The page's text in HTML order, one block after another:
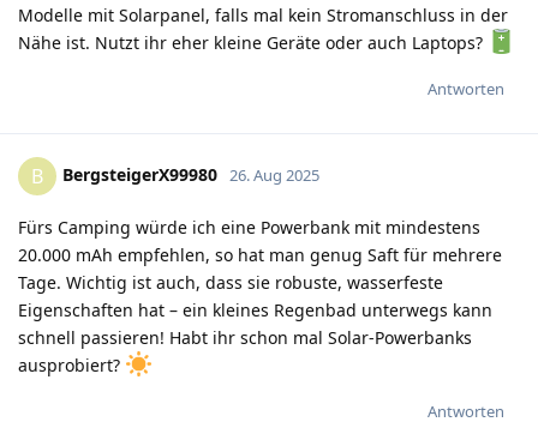
Modelle mit Solarpanel, falls mal kein Stromanschluss in der
Nähe ist. Nutzt ihr eher kleine Geräte oder auch Laptops?
Antworten
B BergsteigerX99980 26. Aug 2025
Fürs Camping würde ich eine Powerbank mit mindestens
20.000 mAh empfehlen, so hat man genug Saft für mehrere
Tage. Wichtig ist auch, dass sie robuste, wasserfeste
Eigenschaften hat – ein kleines Regenbad unterwegs kann
schnell passieren! Habt ihr schon mal Solar-Powerbanks
ausprobiert?
Antworten